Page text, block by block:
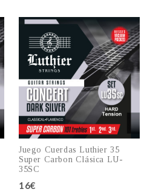
Juego Cuerdas Luthier 35
Super Carbon Clásica LU-
35SC
16€